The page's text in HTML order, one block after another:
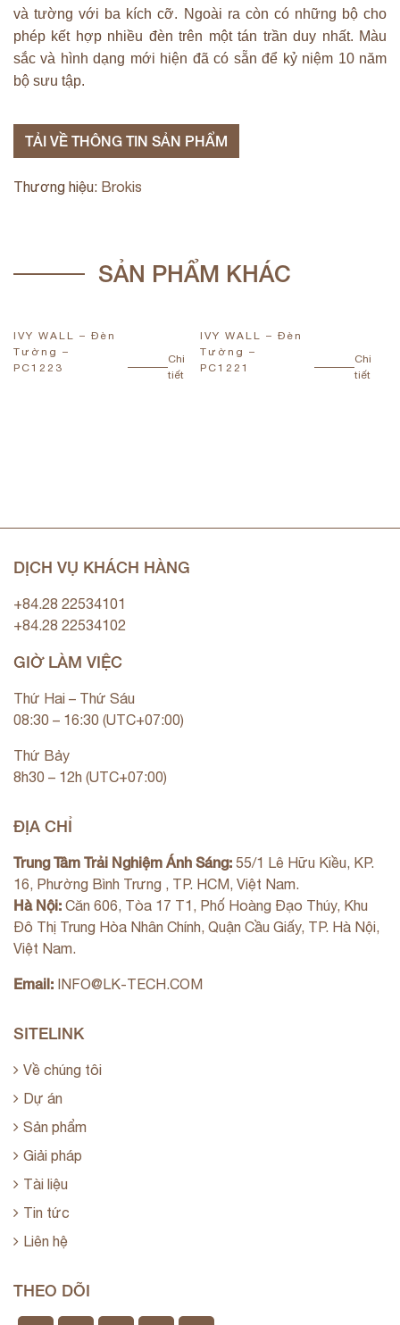
và tường với ba kích cỡ. Ngoài ra còn có những bộ cho
phép kết hợp nhiều đèn trên một tán trần duy nhất. Màu
sắc và hình dạng mới hiện đã có sẵn để kỷ niệm 10 năm
bộ sưu tập.
TẢI VỀ THÔNG TIN SẢN PHẨM
Thương hiệu: Brokis
SẢN PHẨM KHÁC
IVY WALL – Đèn
Tường –
PC1223
Chi
tiết
IVY WALL – Đèn
Tường –
PC1221
Chi
tiết
DỊCH VỤ KHÁCH HÀNG
+84.28 22534101
+84.28 22534102
GIỜ LÀM VIỆC
Thứ Hai – Thứ Sáu
08:30 – 16:30 (UTC+07:00)
Thứ Bảy
8h30 – 12h (UTC+07:00)
ĐỊA CHỈ
Trung Tâm Trải Nghiệm Ánh Sáng: 55/1 Lê Hữu Kiều, KP.
16, Phường Bình Trưng , TP. HCM, Việt Nam.
Hà Nội: Căn 606, Tòa 17 T1, Phố Hoàng Đạo Thúy, Khu
Đô Thị Trung Hòa Nhân Chính, Quận Cầu Giấy, TP. Hà Nội,
Việt Nam.
Email: INFO@LK-TECH.COM
SITELINK
Về chúng tôi
Dự án
Sản phẩm
Giải pháp
Tài liệu
Tin tức
Liên hệ
THEO DÕI